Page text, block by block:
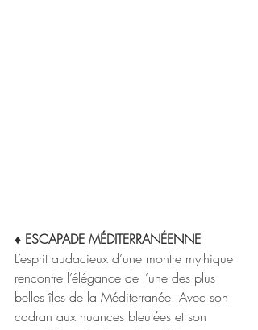
♦ ESCAPADE MÉDITERRANÉENNE
L’esprit audacieux d’une montre mythique
rencontre l’élégance de l’une des plus
belles îles de la Méditerranée. Avec son
cadran aux nuances bleutées et son